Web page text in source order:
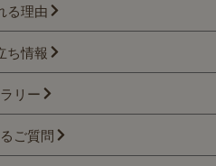
る理由
ち情報
リー
ご質問